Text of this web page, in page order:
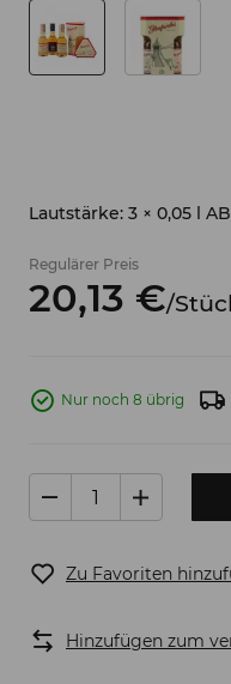
Lautstärke: 3 × 0,05 l
Regulärer Preis
20,13 €/
Nur noch 8 übrig
Zu Favoriten
Hinzufügen zum